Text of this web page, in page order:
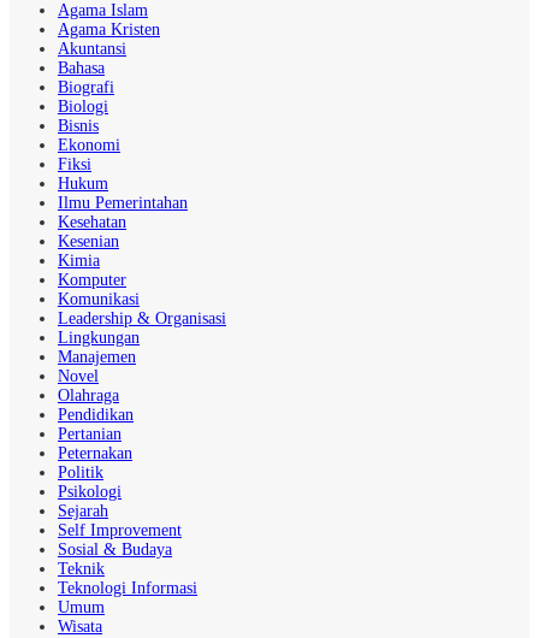
Agama Islam
Agama Kristen
Akuntansi
Bahasa
Biografi
Biologi
Bisnis
Ekonomi
Fiksi
Hukum
Ilmu Pemerintahan
Kesehatan
Kesenian
Kimia
Komputer
Komunikasi
Leadership & Organisasi
Lingkungan
Manajemen
Novel
Olahraga
Pendidikan
Pertanian
Peternakan
Politik
Psikologi
Sejarah
Self Improvement
Sosial & Budaya
Teknik
Teknologi Informasi
Umum
Wisata